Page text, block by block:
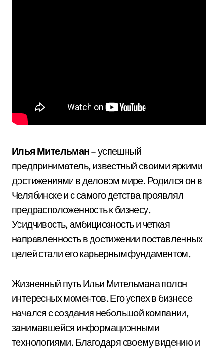
Илья Мительман – успешный
предприниматель, известный своими яркими
достижениями в деловом мире. Родился он в
Челябинске и с самого детства проявлял
предрасположенность к бизнесу.
Усидчивость, амбициозность и четкая
направленность в достижении поставленных
целей стали его карьерным фундаментом.
Жизненный путь Ильи Мительмана полон
интересных моментов. Его успех в бизнесе
начался с создания небольшой компании,
занимавшейся информационными
технологиями. Благодаря своему видению и